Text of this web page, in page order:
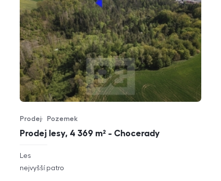
Prodej lesy, 4 369 m² - Chocerady
Typ nabídky
Prodej
Typ nemovitosti
Pozemek
rozměry
dispozice
Les
funkce
nejvyšší patro